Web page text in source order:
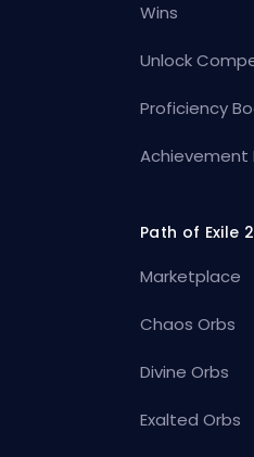
Wins
Unlock
Proficiency
Achievement
Path of Exile 2
Marketplace
Chaos Orbs
Divine Orbs
Exalted Orbs